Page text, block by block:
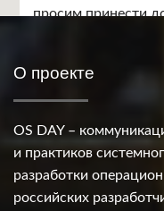
Москва, Ленинский
просим принести
О проекте
OS DAY –
и практиков
разработки
российских